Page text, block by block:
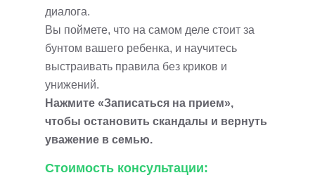
диалога.
Вы поймете, что на самом деле стоит за
бунтом вашего ребенка, и научитесь
выстраивать правила без криков и
унижений.
Нажмите «Записаться на прием»,
чтобы остановить скандалы и вернуть
уважение в семью.
Стоимость консультации: